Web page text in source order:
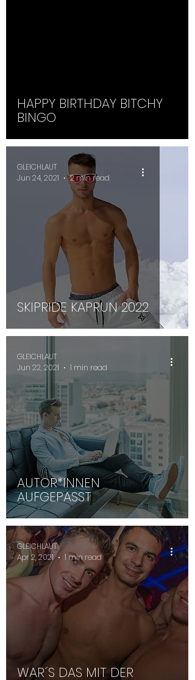
HAPPY BIRTHDAY BITCHY
BINGO
SKIPRIDE KAPRUN 2022
GLEICHLAUT
Jun 24, 2021
2 min read
AUTOR*INNEN
AUFGEPASST
GLEICHLAUT
Jun 22, 2021
1 min read
WAR´S DAS MIT DER
GLEICHLAUT
Apr 2, 2021
1 min read